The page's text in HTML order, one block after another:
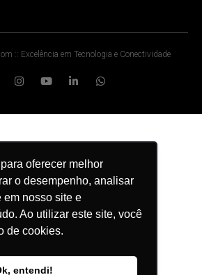
oferecer melhor
o desempenho, analisar
em nosso site e
Ao utilizar este site, você
de cookies.
entendi!
:: Excelência em Tecnologia e Conectividade